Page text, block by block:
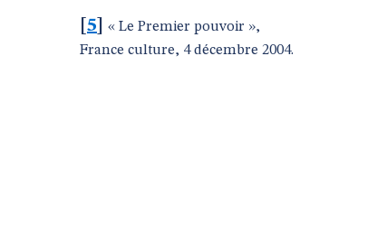
5
« Le Premier pouvoir »,
France culture, 4 décembre 2004.